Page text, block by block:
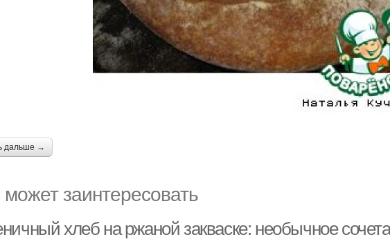
дальше →
заинтересовать
хлеб на ржаной закваске: необычное